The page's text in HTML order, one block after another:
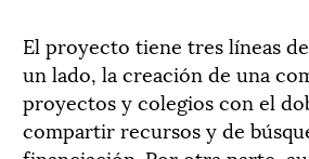
El proyecto tiene tres líneas
un lado, la creación de una
proyectos y colegios con el
compartir recursos y de